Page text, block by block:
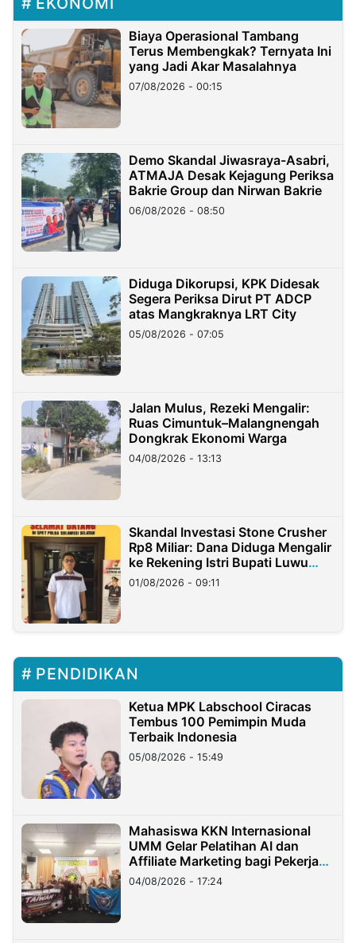
Biaya Operasional Tambang
Terus Membengkak? Ternyata Ini
yang Jadi Akar Masalahnya
07/08/2026 - 00:15
Demo Skandal Jiwasraya-Asabri,
ATMAJA Desak Kejagung Periksa
Bakrie Group dan Nirwan Bakrie
06/08/2026 - 08:50
Diduga Dikorupsi, KPK Didesak
Segera Periksa Dirut PT ADCP
atas Mangkraknya LRT City
05/08/2026 - 07:05
Jalan Mulus, Rezeki Mengalir:
Ruas Cimuntuk–Malangnengah
Dongkrak Ekonomi Warga
04/08/2026 - 13:13
Skandal Investasi Stone Crusher
Rp8 Miliar: Dana Diduga Mengalir
ke Rekening Istri Bupati Luwu
Timur
01/08/2026 - 09:11
PENDIDIKAN
Ketua MPK Labschool Ciracas
Tembus 100 Pemimpin Muda
Terbaik Indonesia
05/08/2026 - 15:49
Mahasiswa KKN Internasional
UMM Gelar Pelatihan AI dan
Affiliate Marketing bagi Pekerja
Migran Indonesia di Taiwan
04/08/2026 - 17:24